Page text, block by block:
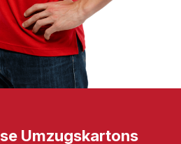
Umzugskartons